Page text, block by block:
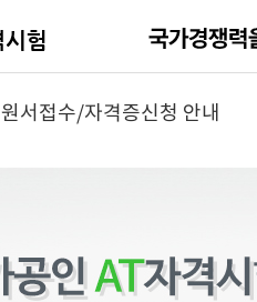
원서접수/자격증신청 안내